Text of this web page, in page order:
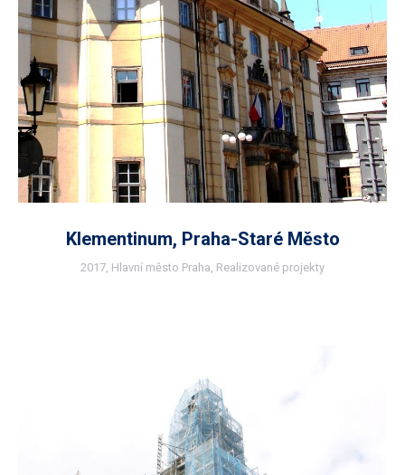
Klementinum, Praha-Staré Město
2017 Hlavní město Praha Realizované projekty